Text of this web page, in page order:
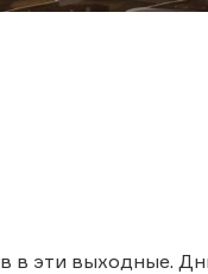
эти выходные.